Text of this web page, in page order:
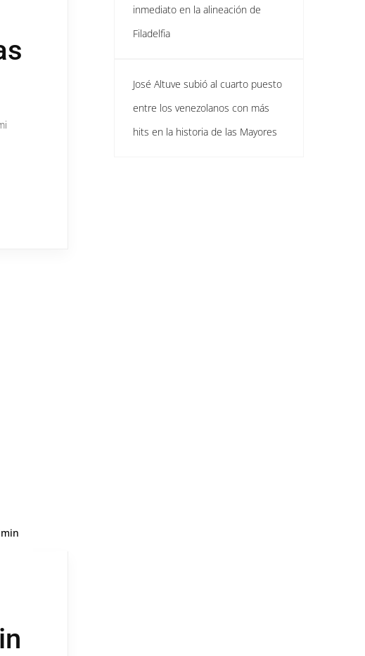
inmediato en la alineación de
Filadelfia
José Altuve subió al cuarto puesto
entre los venezolanos con más
hits en la historia de las Mayores